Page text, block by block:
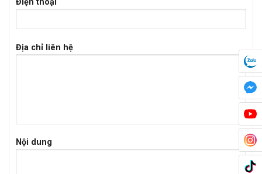
Điện thoại
Địa chỉ liên hệ
Nội dung